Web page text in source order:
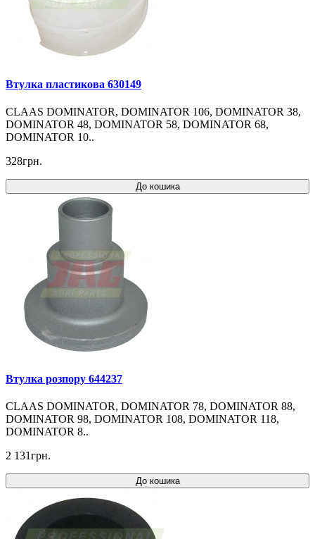
Втулка пластикова 630149
CLAAS DOMINATOR, DOMINATOR 106, DOMINATOR 38,
DOMINATOR 48, DOMINATOR 58, DOMINATOR 68,
DOMINATOR 10..
328грн.
До кошика
Втулка розпору 644237
CLAAS DOMINATOR, DOMINATOR 78, DOMINATOR 88,
DOMINATOR 98, DOMINATOR 108, DOMINATOR 118,
DOMINATOR 8..
2 131грн.
До кошика